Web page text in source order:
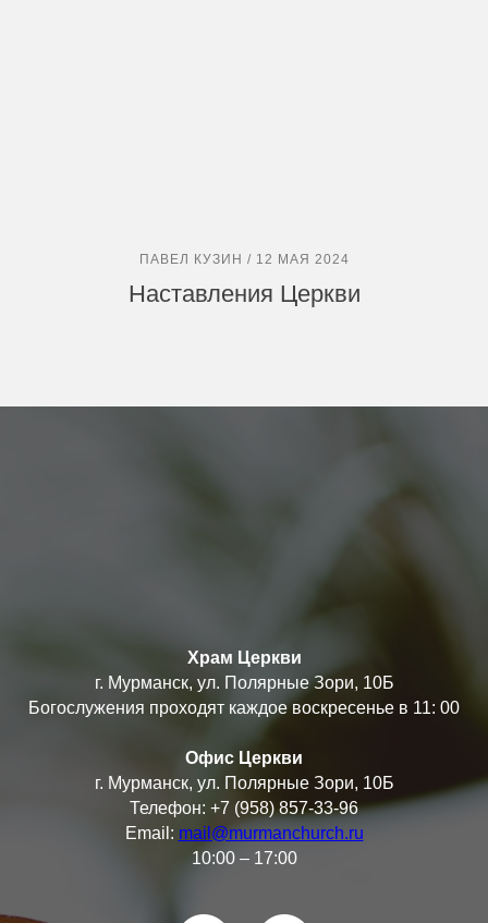
ПАВЕЛ КУЗИН / 12 МАЯ 2024
Наставления Церкви
Храм Церкви
г. Мурманск, ул. Полярные Зори, 10Б
Богослужения проходят каждое воскресенье в 11: 00
Офис Церкви
г. Мурманск, ул. Полярные Зори, 10Б
Телефон: +7 (958) 857-33-96
Email: mail@murmanchurch.ru
10:00 – 17:00